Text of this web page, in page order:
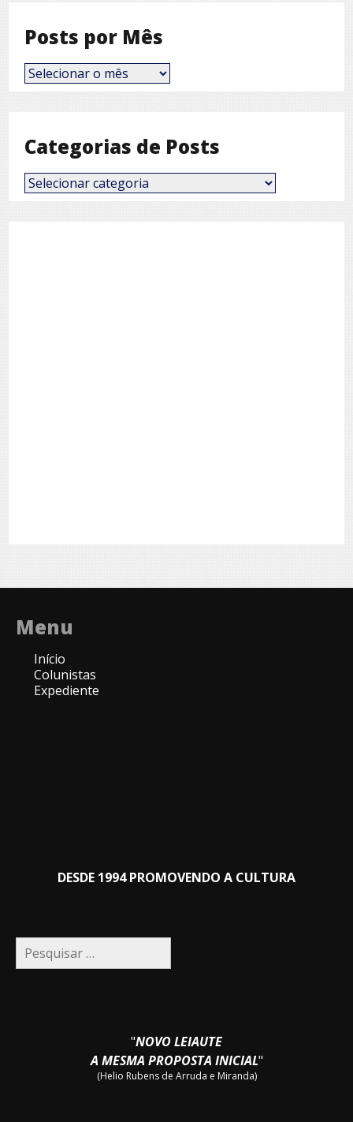
Posts por Mês
Posts
por
Categorias de Posts
Categorias
de
Menu
Início
Colunistas
Expediente
DESDE 1994 PROMOVENDO A CULTURA
Pesquisar
por:
"NOVO LEIAUTE
A MESMA PROPOSTA INICIAL"
(Helio Rubens de Arruda e Miranda)